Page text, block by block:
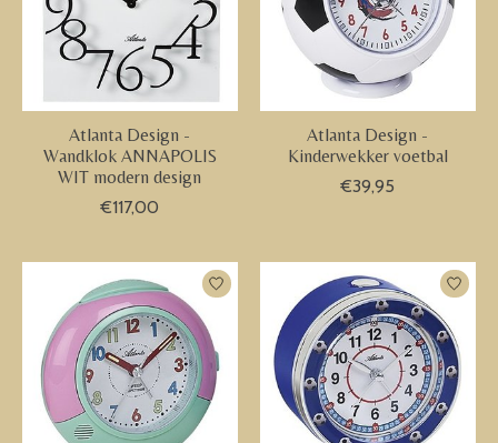
Atlanta Design -
Wandklok ANNAPOLIS
WIT modern design
€117,00
Atlanta Design -
Kinderwekker voetbal
€39,95